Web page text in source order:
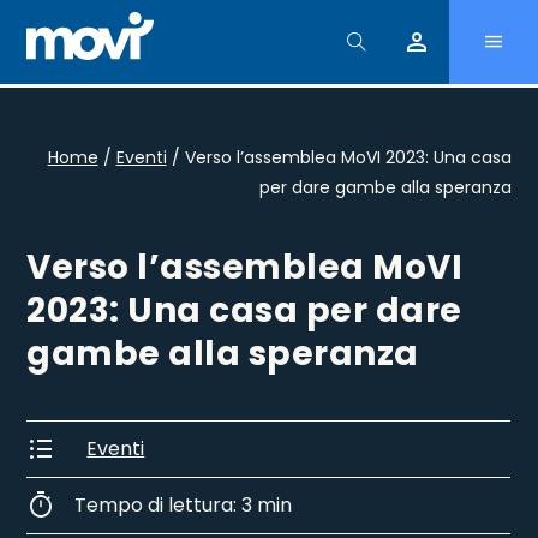
person
Home / Eventi / Verso l’assemblea MoVI 2023: Una casa
per dare gambe alla speranza
Verso l’assemblea MoVI
2023: Una casa per dare
gambe alla speranza
format_list_bulleted Eventi
timer Tempo di lettura: 3 min